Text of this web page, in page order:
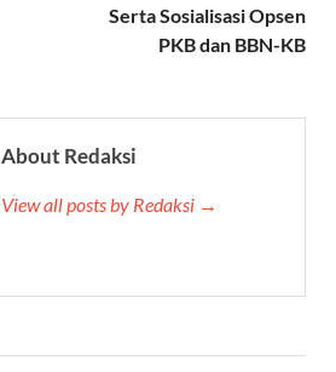
Serta Sosialisasi Opsen
PKB dan BBN-KB
About Redaksi
View all posts by Redaksi →